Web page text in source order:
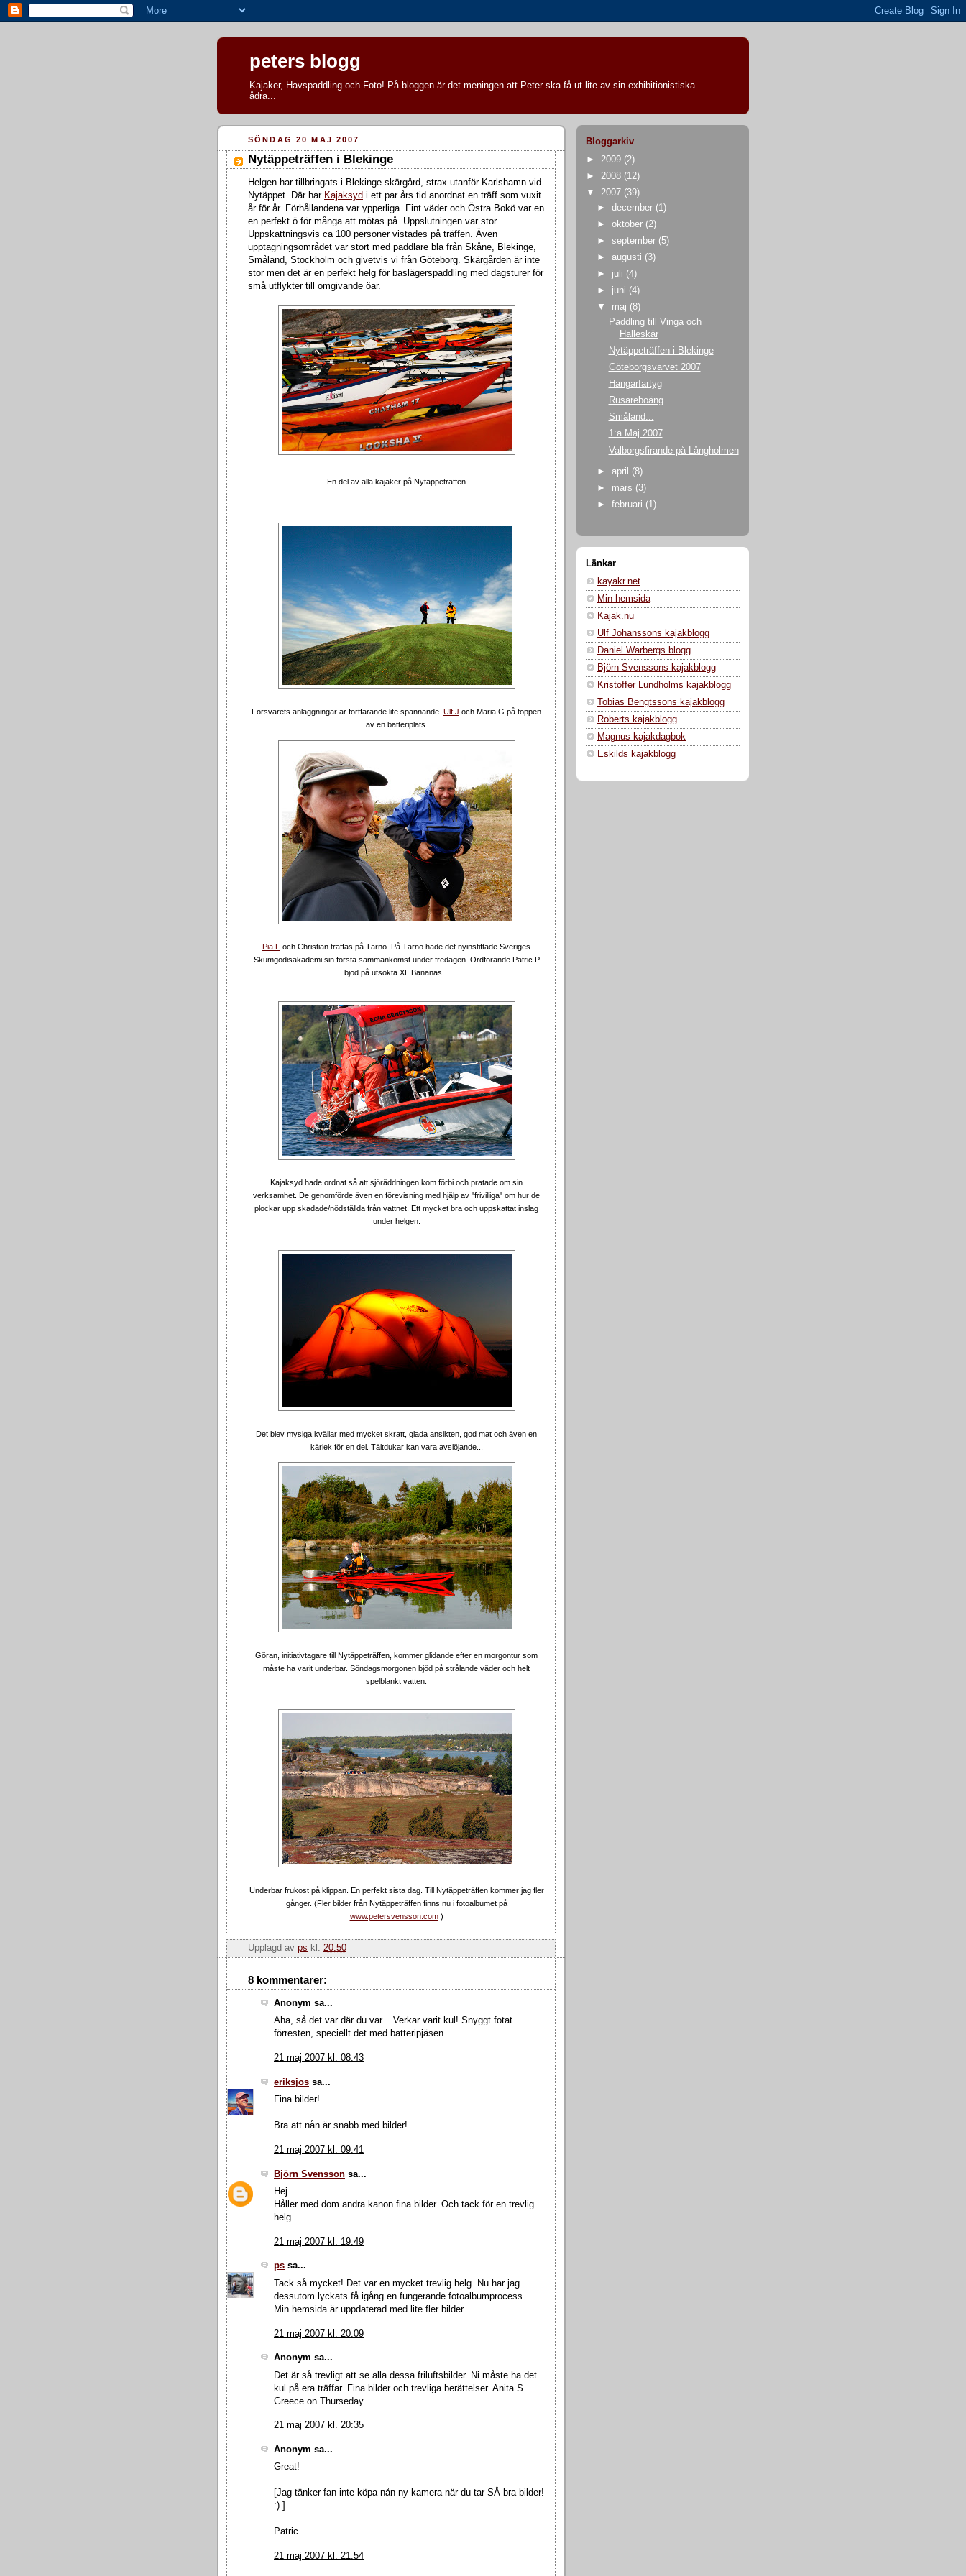
peters blogg
Kajaker, Havspaddling och Foto! På bloggen är det meningen att Peter ska få ut lite av sin exhibitionistiska
ådra...
SÖNDAG 20 MAJ 2007
Nytäppeträffen i Blekinge
Helgen har tillbringats i Blekinge skärgård, strax utanför Karlshamn vid
Nytäppet. Där har Kajaksyd i ett par års tid anordnat en träff som vuxit
år för år. Förhållandena var ypperliga. Fint väder och Östra Bokö var en
en perfekt ö för många att mötas på. Uppslutningen var stor.
Uppskattningsvis ca 100 personer vistades på träffen. Även
upptagningsområdet var stort med paddlare bla från Skåne, Blekinge,
Småland, Stockholm och givetvis vi från Göteborg. Skärgården är inte
stor men det är en perfekt helg för baslägerspaddling med dagsturer för
små utflykter till omgivande öar.
En del av alla kajaker på Nytäppeträffen
Försvarets anläggningar är fortfarande lite spännande. Ulf J och Maria G på toppen
av en batteriplats
Pia F och Christian träffas på Tärnö. På Tärnö hade det nyinstiftade Sveriges
Skumgodisakademi sin första sammankomst under fredagen. Ordförande Patric P
bjöd på utsökta XL Bananas...
Kajaksyd hade ordnat så att sjöräddningen kom förbi och pratade om sin
verksamhet. De genomförde även en förevisning med hjälp av "frivilliga" om hur de
plockar upp skadade/nödställda från vattnet. Ett mycket bra och uppskattat inslag
under helgen.
Det blev mysiga kvällar med mycket skratt, glada ansikten, god mat och även en
kärlek för en del. Tältdukar kan vara avslöjande...
Göran, initiativtagare till Nytäppeträffen, kommer glidande efter en morgontur som
måste ha varit underbar. Söndagsmorgonen bjöd på strålande väder och helt
spelblankt vatten.
Underbar frukost på klippan. En perfekt sista dag. Till Nytäppeträffen kommer jag fler
gånger. (Fler bilder från Nytäppeträffen finns nu i fotoalbumet på
www.petersvensson.com)
Upplagd av ps kl. 20:50
8 kommentarer:
Anonym sa...
Aha, så det var där du var... Verkar varit kul! Snyggt fotat
förresten, speciellt det med batteripjäsen.
21 maj 2007 kl. 08:43
eriksjos sa...
Fina bilder!
Bra att nån är snabb med bilder!
21 maj 2007 kl. 09:41
Björn Svensson sa...
Hej
Håller med dom andra kanon fina bilder. Och tack för en trevlig
helg.
21 maj 2007 kl. 19:49
ps sa...
Tack så mycket! Det var en mycket trevlig helg. Nu har jag
dessutom lyckats få igång en fungerande fotoalbumprocess...
Min hemsida är uppdaterad med lite fler bilder.
21 maj 2007 kl. 20:09
Anonym sa...
Det är så trevligt att se alla dessa friluftsbilder. Ni måste ha det
kul på era träffar. Fina bilder och trevliga berättelser. Anita S.
Greece on Thurseday....
21 maj 2007 kl. 20:35
Anonym sa...
Great!
[Jag tänker fan inte köpa nån ny kamera när du tar SÅ bra bilder!
:) ]
Patric
21 maj 2007 kl. 21:54
Bloggarkiv
► 2009 (2)
► 2008 (12)
▼ 2007 (39)
►december (1)
►oktober (2)
►september (5)
►augusti (3)
► juli (4)
► juni (4)
▼ maj (8)
Paddling till Vinga och
Halleskär
Nytäppeträffen i Blekinge
Göteborgsvarvet 2007
Hangarfartyg
Rusareboäng
Småland...
1:a Maj 2007
Valborgsfirande på Långholmen
►april (8)
► mars (3)
►februari (1)
Länkar
kayakr.net
Min hemsida
Kajak.nu
Ulf Johanssons kajakblogg
Daniel Warbergs blogg
Björn Svenssons kajakblogg
Kristoffer Lundholms kajakblogg
Tobias Bengtssons kajakblogg
Roberts kajakblogg
Magnus kajakdagbok
Eskilds kajakblogg